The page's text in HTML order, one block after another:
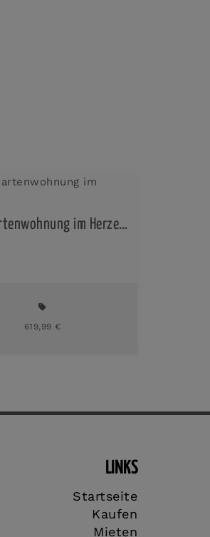
Ruhige 2-Zimmer-Gartenwohnung im Herzen von Leibnitz
619,99 €
LINKS
Startseite
Kaufen
Mieten